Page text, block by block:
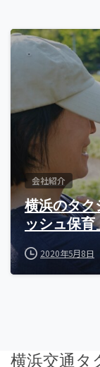
会社紹介
横浜のタク
ッシュ保育
2020年5月8日
横浜交通タ